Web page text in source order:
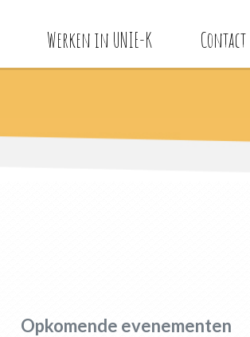
Werken in UNIE-K Contact
Opkomende evenementen